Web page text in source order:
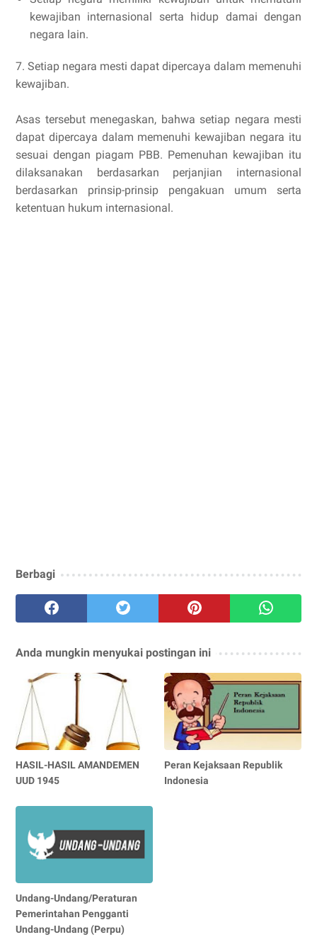
kewajiban internasional serta hidup damai dengan
negara lain.
7. Setiap negara mesti dapat dipercaya dalam memenuhi
kewajiban.
Asas tersebut menegaskan, bahwa setiap negara mesti
dapat dipercaya dalam memenuhi kewajiban negara itu
sesuai dengan piagam PBB. Pemenuhan kewajiban itu
dilaksanakan berdasarkan perjanjian internasional
berdasarkan prinsip-prinsip pengakuan umum serta
ketentuan hukum internasional.
Berbagi
Anda mungkin menyukai postingan ini
HASIL-HASIL AMANDEMEN
UUD 1945
Peran Kejaksaan Republik
Indonesia
Undang-Undang/Peraturan
Pemerintahan Pengganti
Undang-Undang (Perpu)